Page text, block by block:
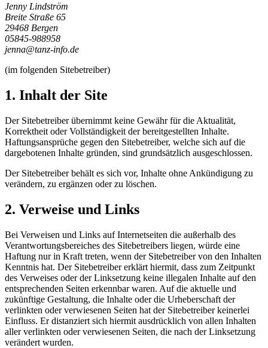
Jenny Lindström
Breite Straße 65
29468 Bergen
05845-988958
jenna@tanz-info.de
(im folgenden Sitebetreiber)
1. Inhalt der Site
Der Sitebetreiber übernimmt keine Gewähr für die Aktualität,
Korrektheit oder Vollständigkeit der bereitgestellten Inhalte.
Haftungsansprüche gegen den Sitebetreiber, welche sich auf die
dargebotenen Inhalte gründen, sind grundsätzlich ausgeschlossen.
Der Sitebetreiber behält es sich vor, Inhalte ohne Ankündigung zu
verändern, zu ergänzen oder zu löschen.
2. Verweise und Links
Bei Verweisen und Links auf Internetseiten die außerhalb des
Verantwortungsbereiches des Sitebetreibers liegen, würde eine
Haftung nur in Kraft treten, wenn der Sitebetreiber von den Inhalten
Kenntnis hat. Der Sitebetreiber erklärt hiermit, dass zum Zeitpunkt
des Verweises oder der Linksetzung keine illegalen Inhalte auf den
entsprechenden Seiten erkennbar waren. Auf die aktuelle und
zukünftige Gestaltung, die Inhalte oder die Urheberschaft der
verlinkten oder verwiesenen Seiten hat der Sitebetreiber keinerlei
Einfluss. Er distanziert sich hiermit ausdrücklich von allen Inhalten
aller verlinkten oder verwiesenen Seiten, die nach der Linksetzung
verändert wurden.